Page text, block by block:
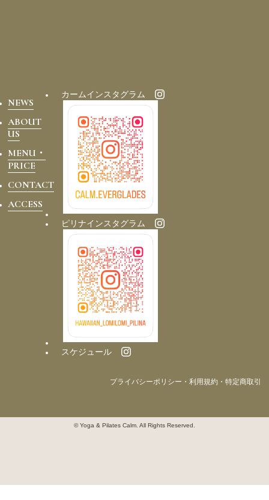
NEWS
ABOUT
US
MENU・
PRICE
CONTACT
ACCESS
カームインスタグラム
ピリナインスタグラム
スケジュール
プライバシーポリシー・利用規約・特定商取引
© Yoga & Pilates Calm. All Rights Reserved.